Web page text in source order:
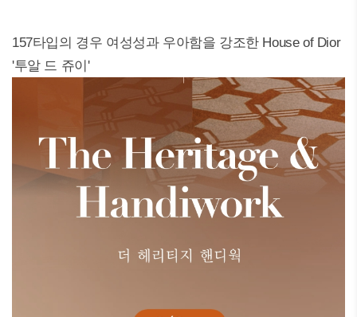
157타입의 경우 여성성과 우아함을 강조한 House of Dior
'투알 드 쥬이'